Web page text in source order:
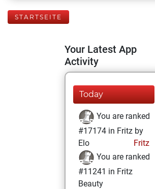
STARTSEITE
Your Latest App
Activity
Today
You are ranked
#17174 in Fritz by
Elo
Fritz
You are ranked
#11241 in Fritz
Beauty